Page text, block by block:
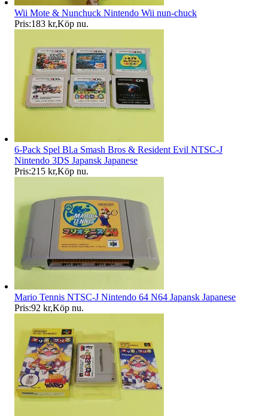
Wii Mote & Nunchuck Nintendo Wii nun-chuck
Pris:183 kr,Köp nu.
6-Pack Spel Bl.a Smash Bros & Resident Evil NTSC-J
Nintendo 3DS Japansk Japanese
Pris:215 kr,Köp nu.
Mario Tennis NTSC-J Nintendo 64 N64 Japansk Japanese
Pris:92 kr,Köp nu.